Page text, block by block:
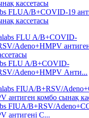
FLUA/B+COVID-19
кассетасы
FLU A/B+COVID-
Adeno+HMPV Анти...
FIUA/B+RSV/
антигені С...